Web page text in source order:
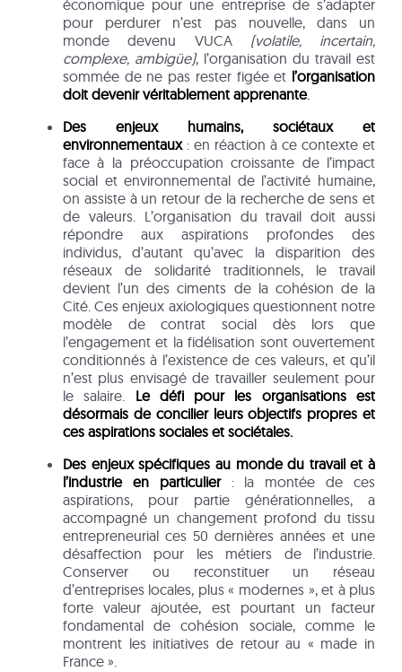
économique pour une entreprise de s’adapter
pour perdurer n’est pas nouvelle, dans un
monde devenu VUCA (volatile, incertain,
complexe, ambigüe), l’organisation du travail est
sommée de ne pas rester figée et l’organisation
doit devenir véritablement apprenante.
Des enjeux humains, sociétaux et
environnementaux: en réaction à ce contexte et
face à la préoccupation croissante de l’impact
social et environnemental de l’activité humaine,
on assiste à un retour de la recherche de sens et
de valeurs. L’organisation du travail doit aussi
répondre aux aspirations profondes des
individus, d’autant qu’avec la disparition des
réseaux de solidarité traditionnels, le travail
devient l’un des ciments de la cohésion de la
Cité. Ces enjeux axiologiques questionnent notre
modèle de contrat social dès lors que
l’engagement et la fidélisation sont ouvertement
conditionnés à l’existence de ces valeurs, et qu’il
n’est plus envisagé de travailler seulement pour
le salaire. Le défi pour les organisations est
désormais de concilier leurs objectifs propres et
ces aspirations sociales et sociétales.
Des enjeux spécifiques au monde du travail et à
l’industrie en particulier: la montée de ces
aspirations, pour partie générationnelles, a
accompagné un changement profond du tissu
entrepreneurial ces 50 dernières années et une
désaffection pour les métiers de l’industrie.
Conserver ou reconstituer un réseau
d’entreprises locales, plus « modernes », et à plus
forte valeur ajoutée, est pourtant un facteur
fondamental de cohésion sociale, comme le
montrent les initiatives de retour au « made in
France ».